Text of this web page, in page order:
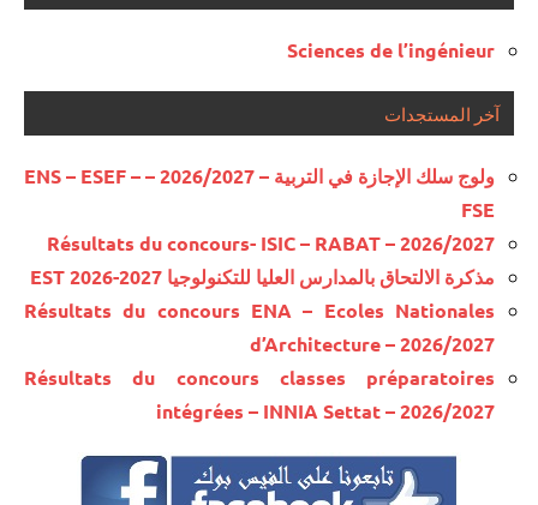
Sciences de l’ingénieur
آخر المستجدات
ولوج سلك الإجازة في التربية – 2026/2027 – ENS – ESEF –
FSE
Résultats du concours- ISIC – RABAT – 2026/2027
مذكرة الالتحاق بالمدارس العليا للتكنولوجيا EST 2026-2027
Résultats du concours ENA – Ecoles Nationales
d’Architecture – 2026/2027
Résultats du concours classes préparatoires
intégrées – INNIA Settat – 2026/2027